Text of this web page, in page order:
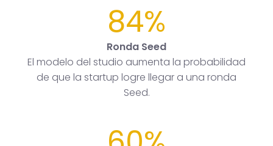
84%
Ronda Seed
El modelo del studio aumenta la probabilidad
de que la startup logre llegar a una ronda
Seed.